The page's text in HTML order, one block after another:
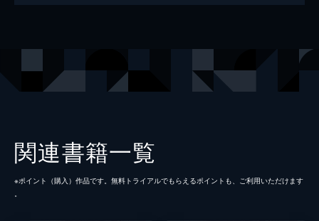
関連書籍一覧
※ポイント（購⼊）作品です。無料トライアルでもらえるポイントも、ご利⽤いただけます
。